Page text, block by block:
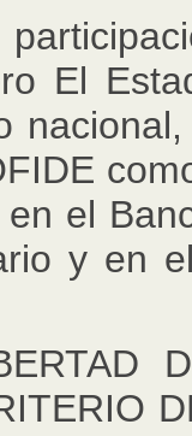
El
el
y en